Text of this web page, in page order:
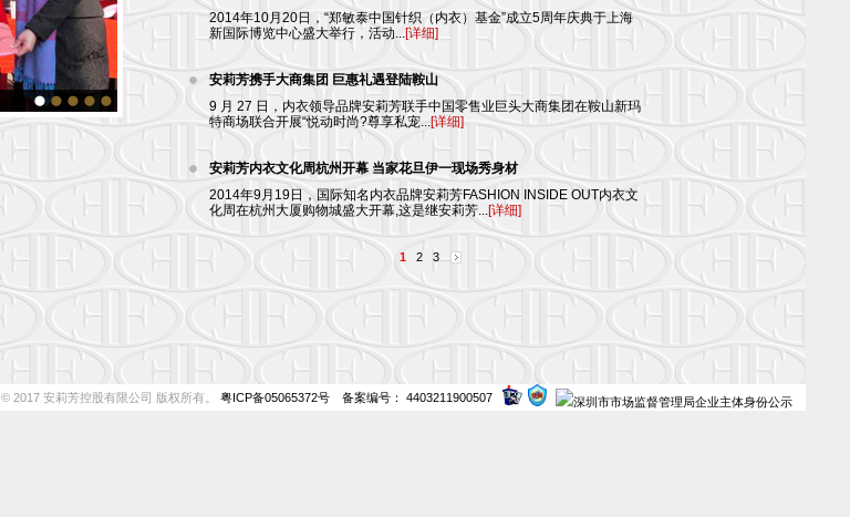
2014年10月20日，“郑敏泰中国针织（内衣）基金”成立5周年庆典于上海
新国际博览中心盛大举行，活动...[详细]
安莉芳携手大商集团 巨惠礼遇登陆鞍山
9 月 27 日，内衣领导品牌安莉芳联手中国零售业巨头大商集团在鞍山新玛
特商场联合开展“悦动时尚?尊享私宠...[详细]
安莉芳内衣文化周杭州开幕 当家花旦伊一现场秀身材
2014年9月19日，国际知名内衣品牌安莉芳FASHION INSIDE OUT内衣文
化周在杭州大厦购物城盛大开幕,这是继安莉芳...[详细]
1 2 3
© 2017 安莉芳控股有限公司 版权所有。 粤ICP备05065372号 备案编号： 4403211900507